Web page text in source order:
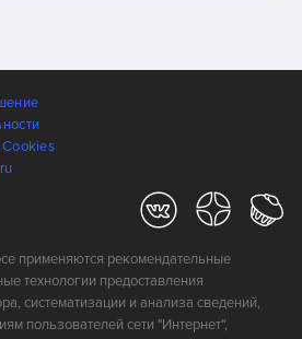
применяются рекомендательные
технологии предоставления
систематизации и анализа сведений,
пользователей сети "Интернет",